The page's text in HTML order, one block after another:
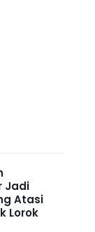
Jadi
Atasi
Lorok